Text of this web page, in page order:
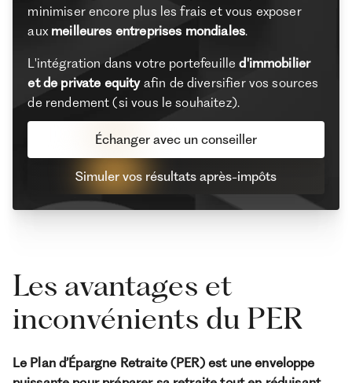
minimiser encore plus les frais et vous exposer
aux meilleures entreprises mondiales.
L'intégration dans votre portefeuilled'immobilier
et de private equityafin de diversifier vos sources
de rendement (si vous le souhaitez).
Simuler vos résultats après-impôts
Échanger avec un conseiller
Les avantages et
inconvénients du PER
Le Plan d’Épargne Retraite (PER) est une enveloppe